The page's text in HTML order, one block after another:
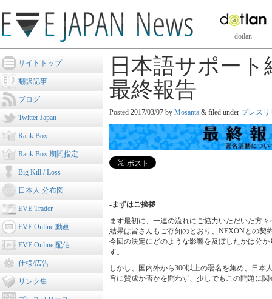
dotlan
サイトトップ
翻訳記事
ブログ
Twitter Japan
Rank Box
Rank Box 期間指定
Big Kill / Loss
日本人 分布図
EVE Trader
EVE Online 動画
EVE Online 配信
仕様/広告
リンク集
日本語サポー
最終報告
Posted 2017/03/07 by Mosanta & filed under プレス
-まずはご挨拶
まず最初に、一連の流れにご協力いただいた方
結果は皆さんもご存知のとおり、NEXONとの契
今回の決定にどのような影響を及ぼしたかは分
す。
しかし、国内外から300以上の署名を集め、日
旨に賛成か否かを問わず、少しでもこの問題に